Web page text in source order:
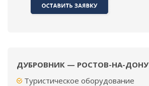
ДУБРОВНИК — РОСТОВ-НА-ДОНУ
Туристическое оборудование